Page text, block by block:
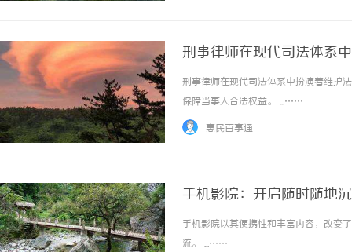
刑事律师在现代司法体系
刑事律师在现代司法体系中扮演着维护
保障当事人合法权益。 ...……
惠民百事通
手机影院：开启随时随地
手机影院以其便携性和丰富内容，改变
流。 ...……